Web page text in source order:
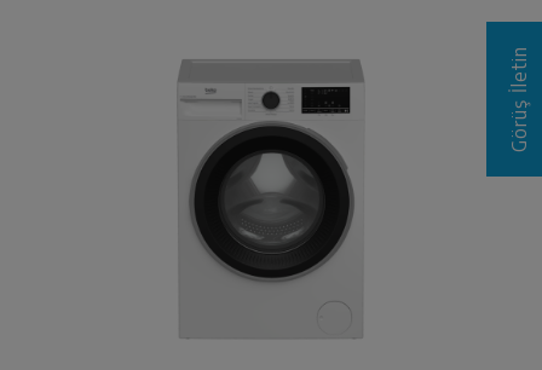
Görüş İletin